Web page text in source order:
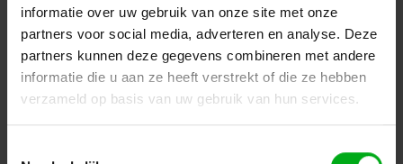
informatie over uw gebruik van onze site met onze
partners voor social media, adverteren en analyse. Deze
partners kunnen deze gegevens combineren met andere
informatie die u aan ze heeft verstrekt of die ze hebben
verzameld op basis van uw gebruik van hun services.
Neutrik | SE8FD-TOP | etherCON afdichtingskit TOP
Neutrik |SE8FD-TOP
7-14 werkdagen
Login voor prijzen